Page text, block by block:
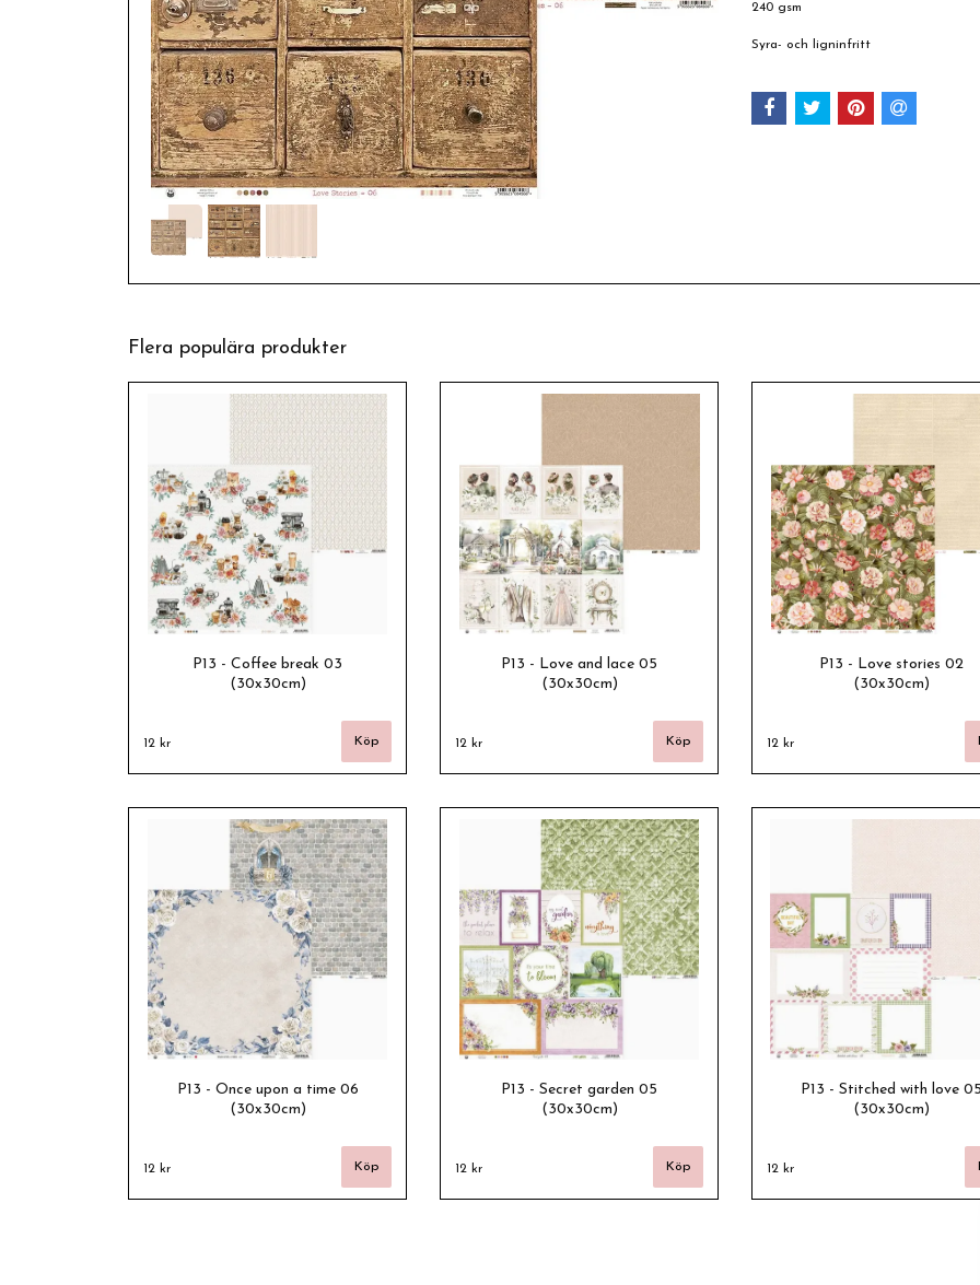
240 gsm
Syra- och ligninfritt
Flera populära produkter
P13 - Coffee break 03
(30x30cm)
12 kr
P13 - Love and lace 05
(30x30cm)
12 kr
P13 - Love stories 02
(30x30cm)
12 kr
P13 - Once upon a time 06
(30x30cm)
12 kr
P13 - Secret garden 05
(30x30cm)
12 kr
P13 - Stitched with love
(30x30cm)
12 kr